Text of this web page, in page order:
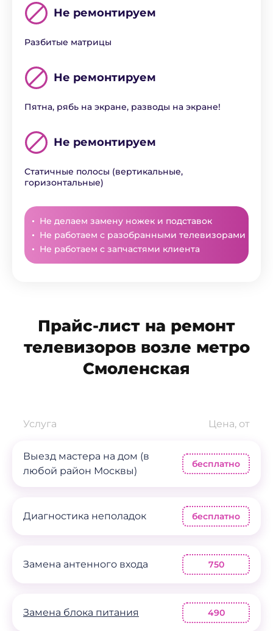
Не ремонтируем
Разбитые матрицы
Не ремонтируем
Пятна, рябь на экране, разводы на экране!
Не ремонтируем
Статичные полосы (вертикальные,
горизонтальные)
Не делаем замену ножек и подставок
Не работаем с разобранными телевизорами
Не работаем с запчастями клиента
Прайс-лист на ремонт
телевизоров возле метро
Смоленская
Услуга Цена, от
Выезд мастера на дом (в
любой район Москвы)
бесплатно
Диагностика неполадок бесплатно
Замена антенного входа 750
Замена блока питания 490